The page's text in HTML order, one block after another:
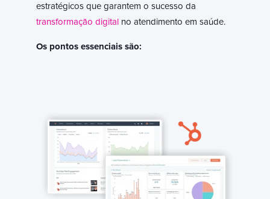
estratégicos que garantem o sucesso da
transformação digital no atendimento em saúde.
Os pontos essenciais são: